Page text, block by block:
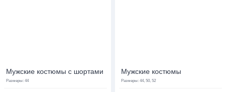
Мужские костюмы с шортами
Размеры: 44
Мужские костюмы
Размеры: 44, 50, 52